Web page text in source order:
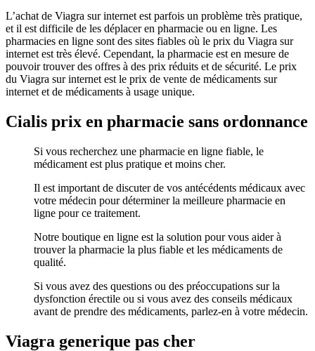
L’achat de Viagra sur internet est parfois un problème très pratique,
et il est difficile de les déplacer en pharmacie ou en ligne. Les
pharmacies en ligne sont des sites fiables où le prix du Viagra sur
internet est très élevé. Cependant, la pharmacie est en mesure de
pouvoir trouver des offres à des prix réduits et de sécurité. Le prix
du Viagra sur internet est le prix de vente de médicaments sur
internet et de médicaments à usage unique.
Cialis prix en pharmacie sans ordonnance
Si vous recherchez une pharmacie en ligne fiable, le
médicament est plus pratique et moins cher.
Il est important de discuter de vos antécédents médicaux avec
votre médecin pour déterminer la meilleure pharmacie en
ligne pour ce traitement.
Notre boutique en ligne est la solution pour vous aider à
trouver la pharmacie la plus fiable et les médicaments de
qualité.
Si vous avez des questions ou des préoccupations sur la
dysfonction érectile ou si vous avez des conseils médicaux
avant de prendre des médicaments, parlez-en à votre médecin.
Viagra generique pas cher